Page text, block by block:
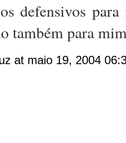
defensivos
também para
at maio 19, 2004